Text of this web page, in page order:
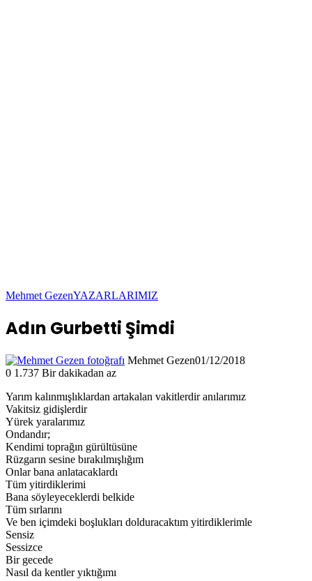
Mehmet GezenYAZARLARIMIZ
Adın Gurbetti Şimdi
Mehmet Gezen01/12/2018
0 1.737 Bir dakikadan az
Yarım kalınmışlıklardan artakalan vakitlerdir anılarımız
Vakitsiz gidişlerdir
Yürek yaralarımız
Ondandır;
Kendimi toprağın gürültüsüne
Rüzgarın sesine bırakılmışlığım
Onlar bana anlatacaklardı
Tüm yitirdiklerimi
Bana söyleyeceklerdi belkide
Tüm sırlarını
Ve ben içimdeki boşlukları dolduracaktım yitirdiklerimle
Sensiz
Sessizce
Bir gecede
Nasıl da kentler yıktığımı